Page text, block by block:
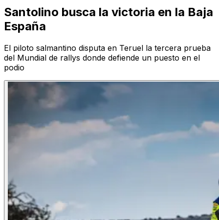
Santolino busca la victoria en la Baja
España
El piloto salmantino disputa en Teruel la tercera prueba
del Mundial de rallys donde defiende un puesto en el
podio